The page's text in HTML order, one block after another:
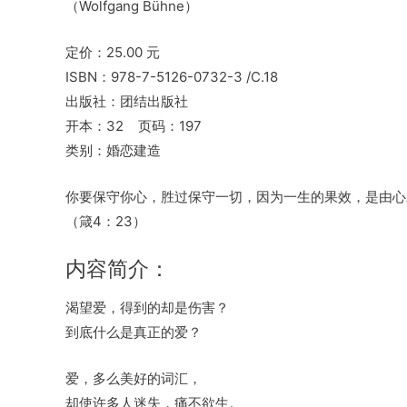
（Wolfgang Bühne）
定价：25.00 元
ISBN：978-7-5126-0732-3 /C.18
出版社：团结出版社
开本：32 页码：197
类别：婚恋建造
你要保守你心，胜过保守一切，因为一生的果效，是由
（箴4：23）
内容简介：
渴望爱，得到的却是伤害？
到底什么是真正的爱？
爱，多么美好的词汇，
却使许多人迷失，痛不欲生。